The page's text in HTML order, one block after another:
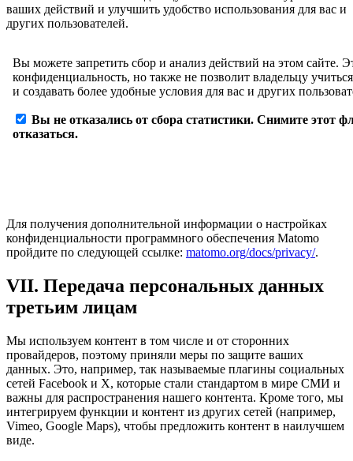
ваших действий и улучшить удобство использования для вас и
других пользователей.
Для получения дополнительной информации о настройках
конфиденциальности программного обеспечения Matomo
пройдите по следующей ссылке: matomo.org/docs/privacy/.
VII. Передача персональных данных
третьим лицам
Мы используем контент в том числе и от сторонних
провайдеров, поэтому приняли меры по защите ваших
данных. Это, например, так называемые плагины социальных
сетей Facebook и X, которые стали стандартом в мире СМИ и
важны для распространения нашего контента. Кроме того, мы
интегрируем функции и контент из других сетей (например,
Vimeo, Google Maps), чтобы предложить контент в наилучшем
виде.